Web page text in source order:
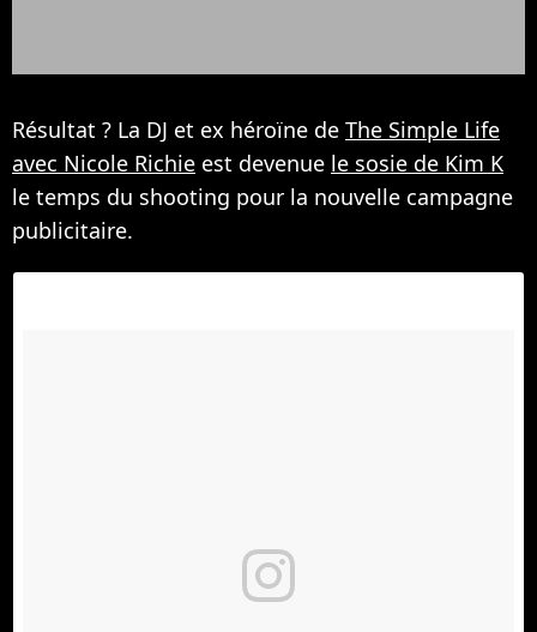
Résultat ? La DJ et ex héroïne de The Simple Life
avec Nicole Richie est devenue le sosie de Kim K
le temps du shooting pour la nouvelle campagne
publicitaire.